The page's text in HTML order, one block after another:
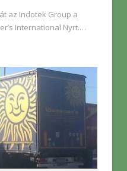
az Indotek Group a
International Nyrt.…